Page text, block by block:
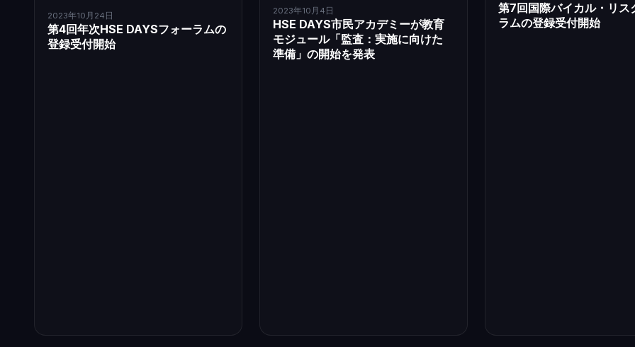
2023年10月24日
第4回年次HSE DAYSフォーラムの
登録受付開始
2023年10月4日
HSE DAYS市民アカデミーが教育
モジュール「監査：実施に向けた
準備」の開始を発表
第7回国際バイカル・リス
ラムの登録受付開始